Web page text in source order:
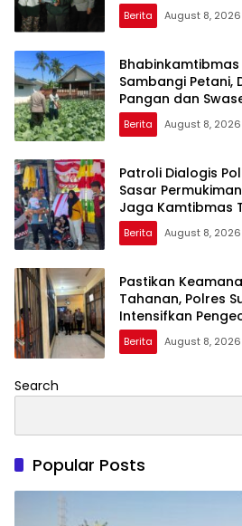
Berita August 8, 2026
Sambangi Petani,
Pangan dan
Berita August 8, 2026
Patroli Dialogis
Sasar
Jaga Kamtibmas
Berita August 8, 2026
Pastikan
Tahanan, Polres
Intensifkan
Berkala
Berita August 8, 2026
Search
Popular Posts